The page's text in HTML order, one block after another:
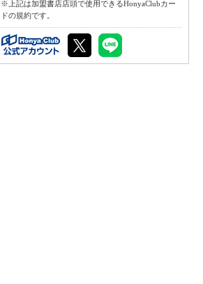
※上記は加盟書店店頭で使用できるHonyaClubカー
ドの規約です。